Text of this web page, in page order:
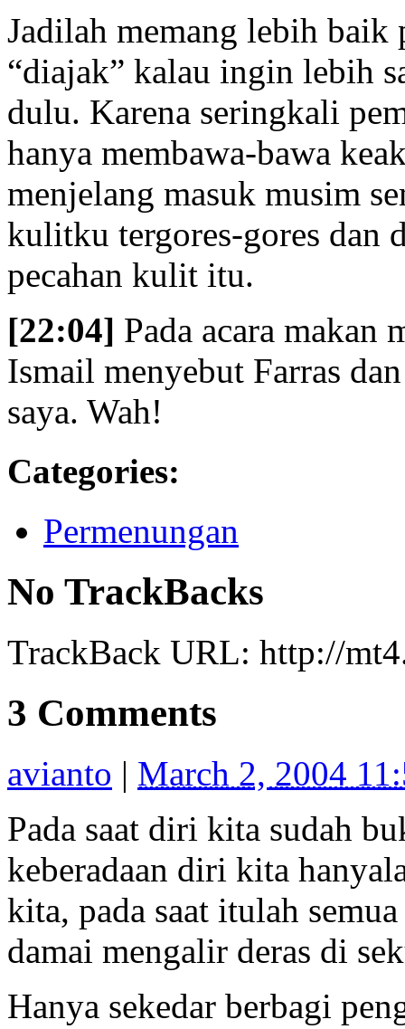
Jadilah memang lebih baik
“diajak” kalau ingin lebih
dulu. Karena seringkali
hanya membawa-bawa
menjelang masuk musim
kulitku tergores-gores dan
pecahan kulit itu.
[22:04] Pada acara makan
Ismail menyebut Farras
saya. Wah!
Categories:
Permenungan
No TrackBacks
TrackBack URL: http://
3 Comments
avianto | March 2, 2004
Pada saat diri kita sudah
keberadaan diri kita
kita, pada saat itulah
damai mengalir deras di
Hanya sekedar berbagi